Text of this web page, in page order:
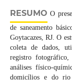
RESUMO O
de saneamento
Goytacazes, RJ. O
coleta de dados,
registro fotográfico,
análises físico-
domicílios e do